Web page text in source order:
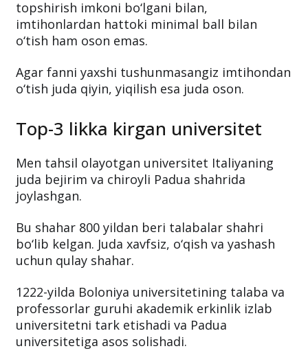
topshirish imkoni bo‘lgani bilan,
imtihonlardan hattoki minimal ball bilan
o‘tish ham oson emas.
Agar fanni yaxshi tushunmasangiz imtihondan
o‘tish juda qiyin, yiqilish esa juda oson.
Top-3 likka kirgan universitet
Men tahsil olayotgan universitet Italiyaning
juda bejirim va chiroyli Padua shahrida
joylashgan.
Bu shahar 800 yildan beri talabalar shahri
bo‘lib kelgan. Juda xavfsiz, o‘qish va yashash
uchun qulay shahar.
1222-yilda Boloniya universitetining talaba va
professorlar guruhi akademik erkinlik izlab
universitetni tark etishadi va Padua
universitetiga asos solishadi.